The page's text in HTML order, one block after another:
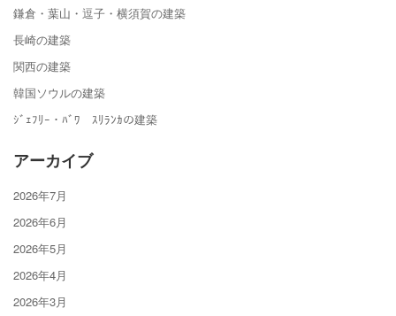
鎌倉・葉山・逗子・横須賀の建築
長崎の建築
関西の建築
韓国ソウルの建築
ｼﾞｪﾌﾘｰ・ﾊﾞﾜ ｽﾘﾗﾝｶの建築
アーカイブ
2026年7月
2026年6月
2026年5月
2026年4月
2026年3月